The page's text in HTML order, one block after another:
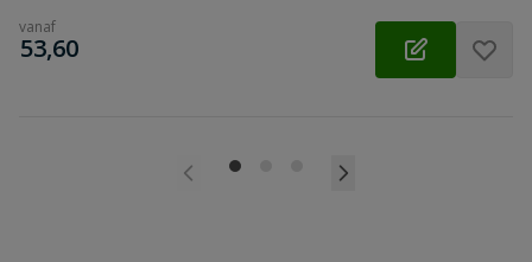
vanaf
€
53,60